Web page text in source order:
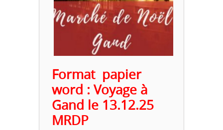
Format papier
word : Voyage à
Gand le 13.12.25
MRDP